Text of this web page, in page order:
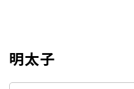
明太子